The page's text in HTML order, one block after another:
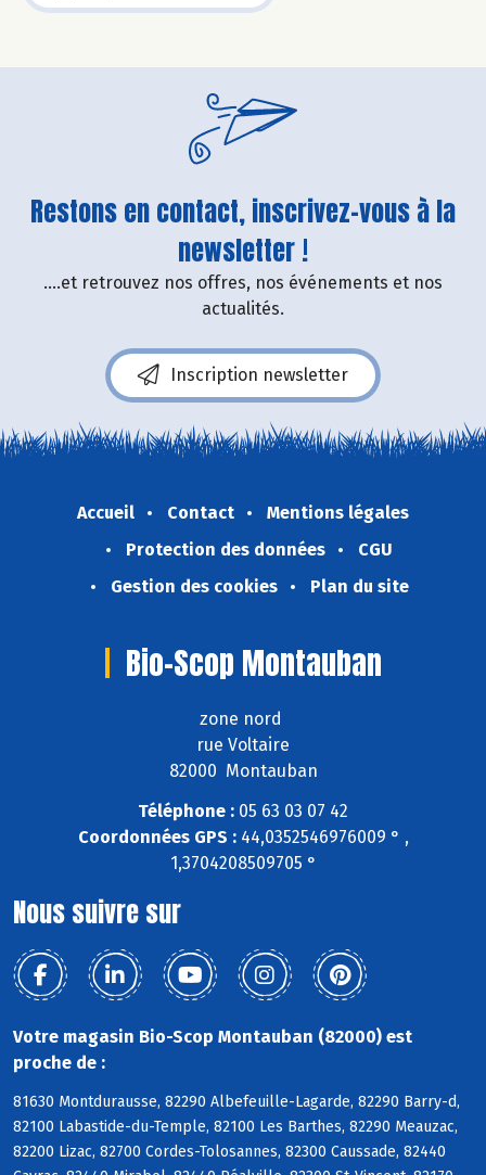
Restons en contact, inscrivez-vous à la
newsletter !
....et retrouvez nos offres, nos événements et nos
actualités.
Inscription newsletter
Accueil Contact
Mentions légales
Protection des données
CGU
Gestion des cookies
Plan du site
Bio-Scop Montauban
zone nord
rue Voltaire
82000 Montauban
Téléphone : 05 63 03 07 42
Coordonnées GPS :44,0352546976009 ° ,
1,3704208509705 °
Nous suivre sur
Votre magasin Bio-Scop Montauban (82000) est
proche de :
81630 Montdurausse, 82290 Albefeuille-Lagarde, 82290 Barry-d,
82100 Labastide-du-Temple, 82100 Les Barthes, 82290 Meauzac,
82200 Lizac, 82700 Cordes-Tolosannes, 82300 Caussade, 82440